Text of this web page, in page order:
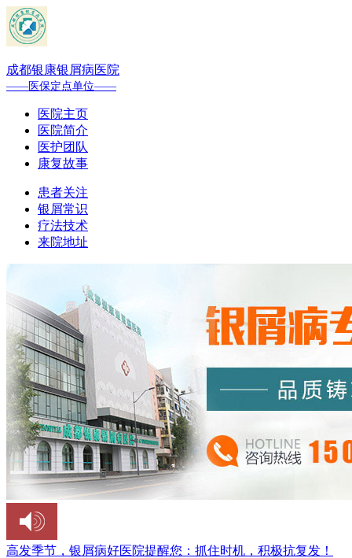
成都银康银屑病医院
——医保定点单位——
医院主页
医院简介
医护团队
康复故事
患者关注
银屑常识
疗法技术
来院地址
高发季节，银屑病好医院提醒您： 抓住时机，积极抗复发！